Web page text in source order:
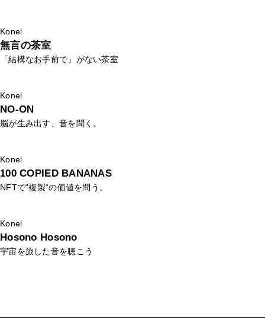
Konel
無言の茶室
「結構なお手前で」がない茶室
Konel
NO-ON
脳が生み出す、音を聞く。
Konel
100 COPIED BANANAS
NFTで“複製“の価値を問う。
Konel
Hosono Hosono
宇宙を旅した音を聴こう